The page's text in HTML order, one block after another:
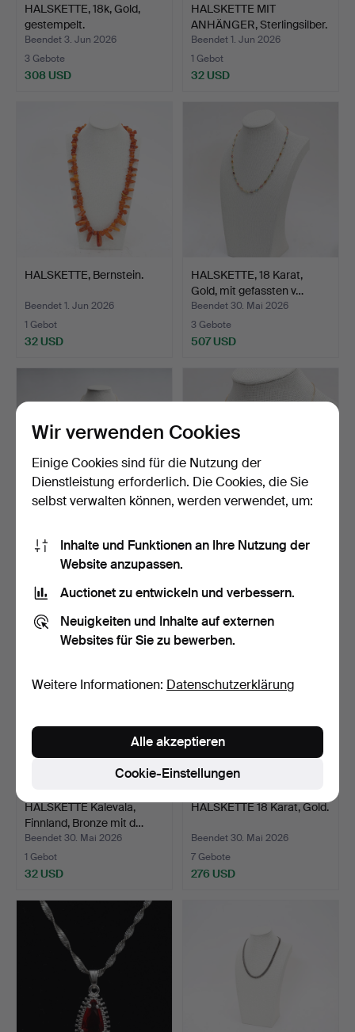
HALSKETTE, 18k, Gold,
gestempelt.
Beendet 3. Jun 2026
3 Gebote
308 USD
HALSKETTE MIT
ANHÄNGER, Sterlingsilber.
Beendet 1. Jun 2026
1 Gebot
32 USD
HALSKETTE, Bernstein.
Beendet 1. Jun 2026
1 Gebot
32 USD
HALSKETTE, 18 Karat,
Gold, mit gefassten v…
Beendet 30. Mai 2026
3 Gebote
507 USD
GRADUERT
PERLENKETTE, mit
Schließe aus 18 …
Beendet 30. Mai 2026
18 Gebote
HALSKETTE MIT
ANHÄNGER, 18 Karat Gold,
1 Gebot
HALSKETTE Kalevala,
Finnland, Bronze mit d…
Beendet 30. Mai 2026
1 Gebot
32 USD
HALSKETTE 18 Karat, Gold.
Beendet 30. Mai 2026
7 Gebote
276 USD
Wir verwenden Cookies
Einige Cookies sind für die Nutzung der
Dienstleistung erforderlich. Die Cookies, die Sie
selbst verwalten können, werden verwendet, um:
Inhalte und Funktionen an Ihre Nutzung der
Website anzupassen.
Auctionet zu entwickeln und verbessern.
Neuigkeiten und Inhalte auf externen
Websites für Sie zu bewerben.
Weitere Informationen: Datenschutzerklärung
Cookie-Einstellungen
Alle akzeptieren